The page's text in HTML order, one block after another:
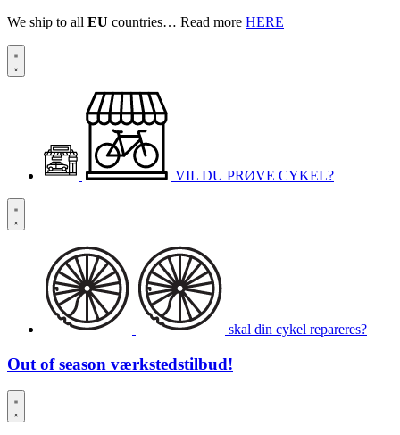
We ship to all EU countries… Read more HERE
VIL DU PRØVE CYKEL?
skal din cykel repareres?
Out of season værkstedstilbud!